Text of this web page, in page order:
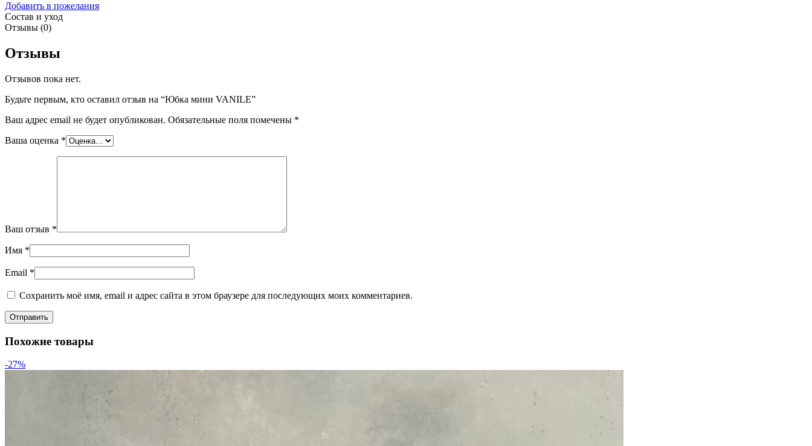
Добавить в пожелания
Состав и уход
Отзывы (0)
Отзывы
Отзывов пока нет.
Будьте первым, кто оставил отзыв на “Юбка мини VANILE”
Ваш адрес email не будет опубликован. Обязательные поля помечены *
Ваша оценка *
Ваш отзыв *
Имя *
Email *
Сохранить моё имя, email и адрес сайта в этом браузере для последующих моих комментариев.
Похожие товары
-27%